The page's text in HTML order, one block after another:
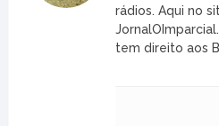
rádios. Aqui no
tem direito aos